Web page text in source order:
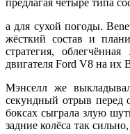
предлагая четыре типа
а для сухой погоды.
жёсткий состав и
стратегия,
двигателя Ford V8 на их
Мэнселл же
секундный отрыв перед
боксах сыграла злую
задние колёса так